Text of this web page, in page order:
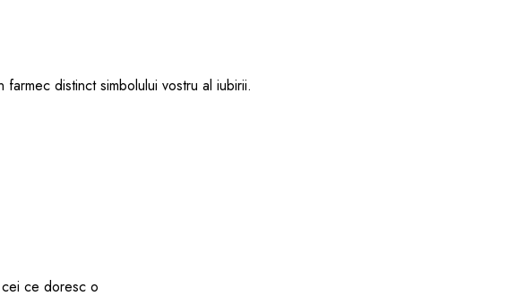
distinct simbolului vostru al iubirii.
ce doresc o